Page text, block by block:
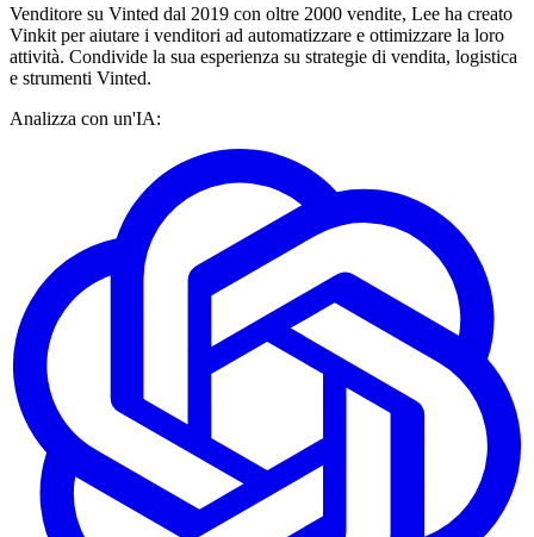
Venditore su Vinted dal 2019 con oltre 2000 vendite, Lee ha creato
Vinkit per aiutare i venditori ad automatizzare e ottimizzare la loro
attività. Condivide la sua esperienza su strategie di vendita, logistica
e strumenti Vinted.
Analizza con un'IA: